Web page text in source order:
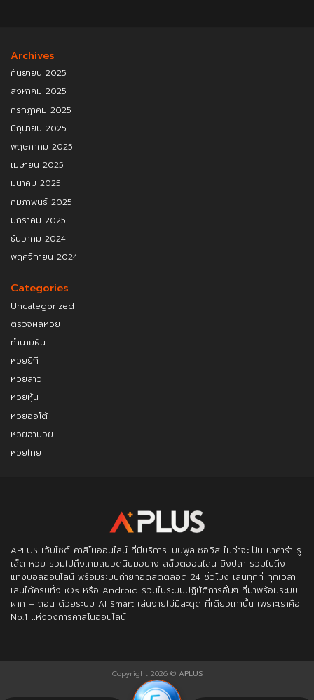
Archives
กันยายน 2025
สิงหาคม 2025
กรกฎาคม 2025
มิถุนายน 2025
พฤษภาคม 2025
เมษายน 2025
มีนาคม 2025
กุมภาพันธ์ 2025
มกราคม 2025
ธันวาคม 2024
พฤศจิกายน 2024
Categories
Uncategorized
ตรวจผลหวย
ทำนายฝัน
หวยยี่กี
หวยลาว
หวยหุ้น
หวยออโต้
หวยฮานอย
หวยไทย
APLUS เว็บไซต์ คาสิโนออนไลน์ ที่มีบริการแบบฟูลเซอวิส ไม่ว่าจะเป็น บาคาร่า รู
เล็ต หวย รวมไปถึงเกมส์ยอดนิยมอย่าง สล็อตออนไลน์ ยิงปลา รวมไปถึง
แทงบอลออนไลน์ พร้อมระบบถ่ายทอดสดตลอด 24 ชั่วโมง เล่นทุกที่ ทุกเวลา
เล่นได้ครบทั้ง iOs หรือ Android รวมไประบบปฏิบัติการอื่นๆ ที่มาพร้อมระบบ
ฝาก – ถอน ด้วยระบบ AI Smart เล่นง่ายไม่มีสะดุด ที่เดียวเท่านั้น เพราะเราคือ
No.1 แห่งวงการคาสิโนออนไลน์
Copyright 2026 © APLUS